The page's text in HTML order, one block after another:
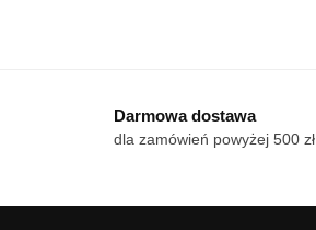
Darmowa dostawa
dla zamówień powyżej 500 zł